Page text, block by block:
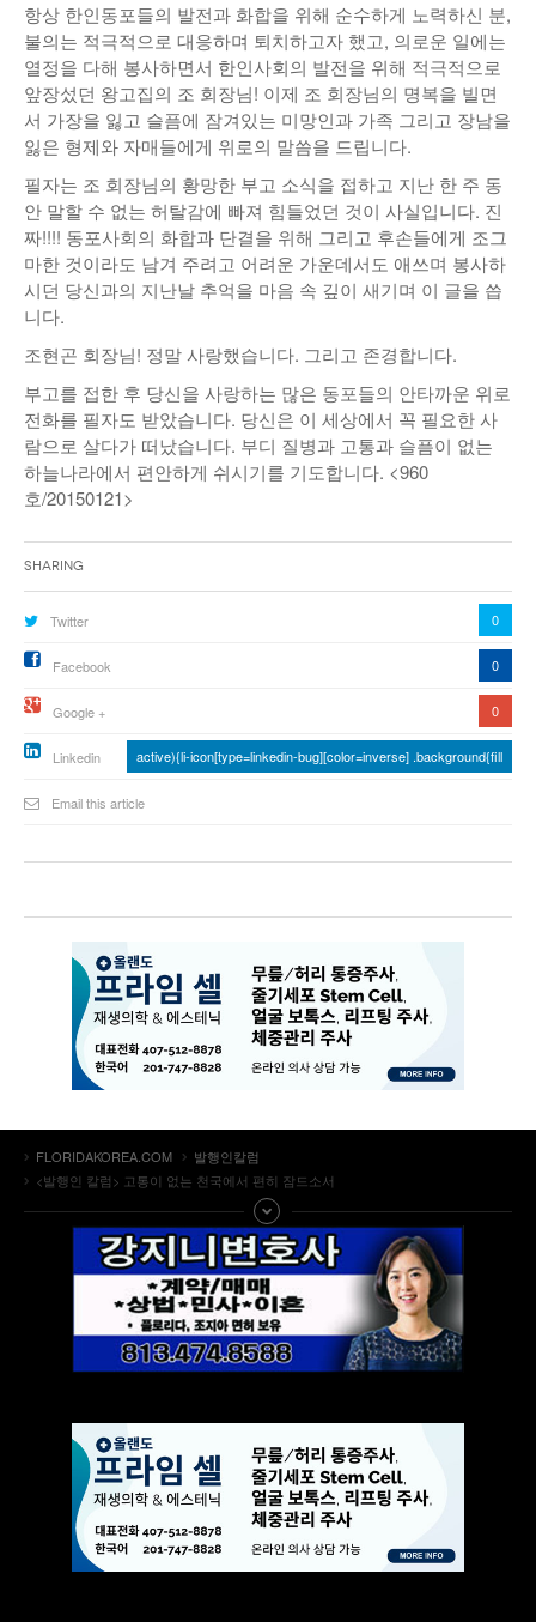
항상 한인동포들의 발전과 화합을 위해 순수하게 노력하신 분,
불의는 적극적으로 대응하며 퇴치하고자 했고, 의로운 일에는
열정을 다해 봉사하면서 한인사회의 발전을 위해 적극적으로
앞장섰던 왕고집의 조 회장님! 이제 조 회장님의 명복을 빌면
서 가장을 잃고 슬픔에 잠겨있는 미망인과 가족 그리고 장남을
잃은 형제와 자매들에게 위로의 말씀을 드립니다.
필자는 조 회장님의 황망한 부고 소식을 접하고 지난 한 주 동
안 말할 수 없는 허탈감에 빠져 힘들었던 것이 사실입니다. 진
짜!!!! 동포사회의 화합과 단결을 위해 그리고 후손들에게 조그
마한 것이라도 남겨 주려고 어려운 가운데서도 애쓰며 봉사하
시던 당신과의 지난날 추억을 마음 속 깊이 새기며 이 글을 씁
니다.
조현곤 회장님! 정말 사랑했습니다. 그리고 존경합니다.
부고를 접한 후 당신을 사랑하는 많은 동포들의 안타까운 위로
전화를 필자도 받았습니다. 당신은 이 세상에서 꼭 필요한 사
람으로 살다가 떠났습니다. 부디 질병과 고통과 슬픔이 없는
하늘나라에서 편안하게 쉬시기를 기도합니다. <960
호/20150121>
Sharing
Twitter 0
Facebook 0
Google + 0
Linkedin active){li-icon[type=linkedin-bug][color=inverse] .background{fill
Email this article
FLORIDAKOREA.COM
발행인칼럼
<발행인 칼럼> 고통이 없는 천국에서 편히 잠드소서